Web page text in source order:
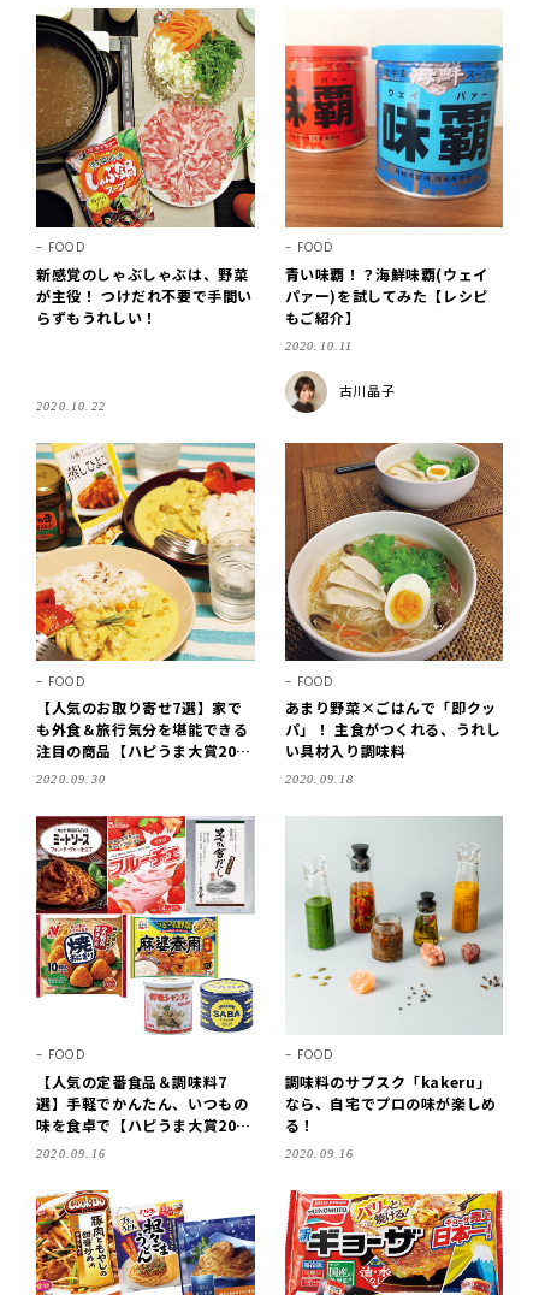
FOOD
新感覚のしゃぶしゃぶは、野菜
が主役！ つけだれ不要で手間い
らずもうれしい！
2020.10.22
FOOD
青い味覇！？海鮮味覇(ウェイ
パァー)を試してみた【レシピ
もご紹介】
2020.10.11
古川晶子
FOOD
【人気のお取り寄せ7選】家で
も外食＆旅行気分を堪能できる
注目の商品【ハピうま大賞202
0】
2020.09.30
FOOD
あまり野菜×ごはんで「即クッ
パ」！ 主食がつくれる、うれし
い具材入り調味料
2020.09.18
FOOD
【人気の定番食品＆調味料7
選】手軽でかんたん、いつもの
味を食卓で【ハピうま大賞202
0】
2020.09.16
FOOD
調味料のサブスク「kakeru」
なら、自宅でプロの味が楽しめ
る！
2020.09.16